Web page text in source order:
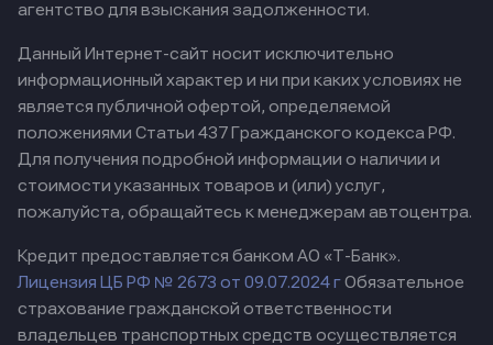
агентство для взыскания задолженности.
Данный Интернет-сайт носит исключительно
информационный характер и ни при каких условиях не
является публичной офертой, определяемой
положениями Статьи 437 Гражданского кодекса РФ.
Для получения подробной информации о наличии и
стоимости указанных товаров и (или) услуг,
пожалуйста, обращайтесь к менеджерам автоцентра.
Кредит предоставляется банком АО «Т-Банк».
Лицензия ЦБ РФ № 2673 от 09.07.2024 гОбязательное
страхование гражданской ответственности
владельцев транспортных средств осуществляется